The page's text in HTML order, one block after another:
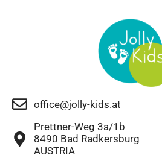
office@jolly-kids.at
Prettner-Weg 3a/1b
8490 Bad Radkersburg
AUSTRIA